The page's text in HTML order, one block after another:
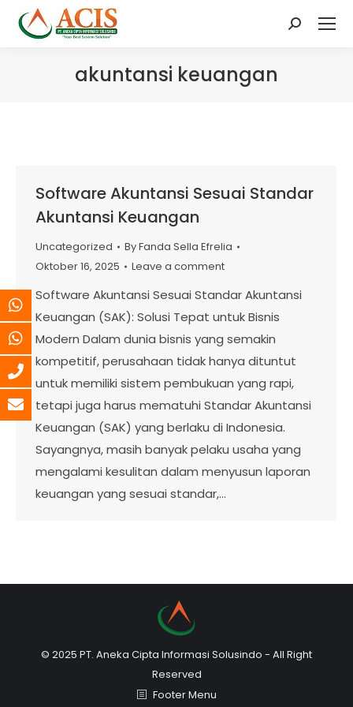
Search:
akuntansi keuangan
Software Akuntansi Sesuai Standar
Akuntansi Keuangan
Uncategorized ByFanda Sella Efrelia
Oktober 16, 2025
Leave a comment
Software Akuntansi Sesuai Standar Akuntansi
Keuangan (SAK): Solusi Tepat untuk Bisnis
Modern Dalam dunia bisnis yang semakin
kompetitif, perusahaan tidak hanya dituntut
untuk memiliki sistem pembukuan yang rapi,
tetapi juga harus mematuhi Standar Akuntansi
Keuangan (SAK) yang berlaku di Indonesia.
Sayangnya, masih banyak pelaku usaha yang
mengalami kesulitan dalam menyusun laporan
keuangan yang sesuai standar,…
© 2025 PT. Aneka Cipta Informasi Solusindo - All Right
Reserved
Footer Menu